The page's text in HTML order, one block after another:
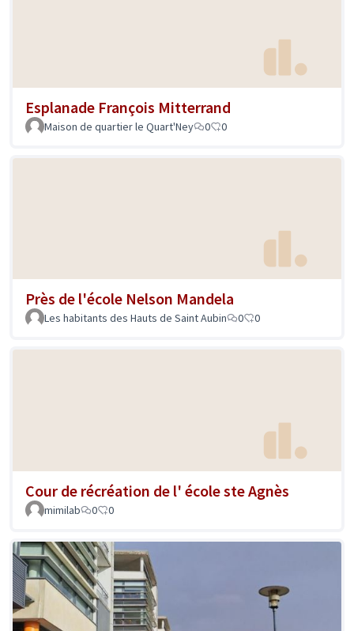
Esplanade François Mitterrand
Maison de quartier le Quart'Ney 0 0
Près de l'école Nelson Mandela
Les habitants des Hauts de Saint Aubin 0 0
Cour de récréation de l' école ste Agnès
mimilab 0 0